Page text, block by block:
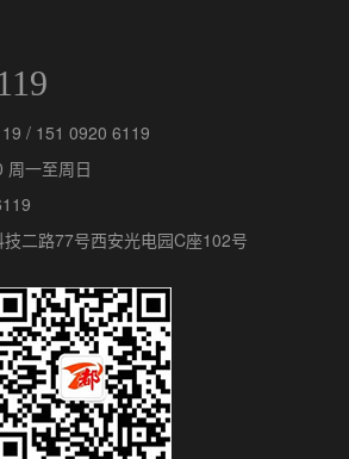
/ 151 0920 6119
周一至周日
二路77号西安光电园C座102号